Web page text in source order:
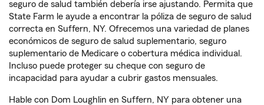
seguro de salud también debería irse ajustando. Permita que
State Farm le ayude a encontrar la póliza de seguro de salud
correcta en Suffern, NY. Ofrecemos una variedad de planes
económicos de seguro de salud suplementario, seguro
suplementario de Medicare o cobertura médica individual.
Incluso puede proteger su cheque con seguro de
incapacidad para ayudar a cubrir gastos mensuales.
Hable con Dom Loughlin en Suffern, NY para obtener una